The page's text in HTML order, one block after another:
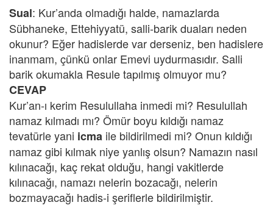
Sual: Kur’anda olmadığı halde, namazlarda
Sübhaneke, Ettehiyyatü, salli-barik duaları neden
okunur? Eğer hadislerde var derseniz, ben hadislere
inanmam, çünkü onlar Emevi uydurmasıdır. Salli
barik okumakla Resule tapılmış olmuyor mu?
CEVAP
Kur’an-ı kerim Resulullaha inmedi mi? Resulullah
namaz kılmadı mı? Ömür boyu kıldığı namaz
tevatürle yani icma ile bildirilmedi mi? Onun kıldığı
namaz gibi kılmak niye yanlış olsun? Namazın nasıl
kılınacağı, kaç rekat olduğu, hangi vakitlerde
kılınacağı, namazı nelerin bozacağı, nelerin
bozmayacağı hadis-i şeriflerle bildirilmiştir.